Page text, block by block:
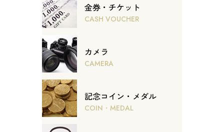
金券・チケット
CASH VOUCHER
カメラ
CAMERA
記念コイン・メダル
COIN・MEDAL